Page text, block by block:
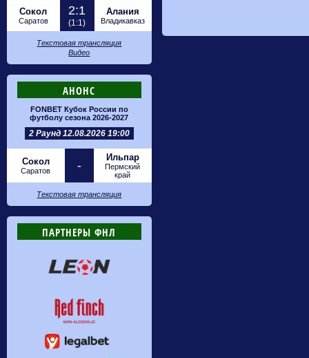
Сокол
Саратов
2:1
(1:1)
Алания
Владикавказ
Текстовая трансляция
Видео
АНОНС
FONBET Кубок России по
футболу сезона 2026-2027
2 Раунд 12.08.2026 19:00
Сокол
Саратов -
Ильпар
Пермский
край
Текстовая трансляция
ПАРТНЕРЫ ФНЛ